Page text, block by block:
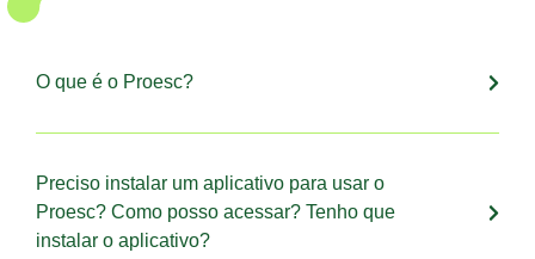
O que é o Proesc?
Preciso instalar um aplicativo para usar o
Proesc? Como posso acessar? Tenho que
instalar o aplicativo?